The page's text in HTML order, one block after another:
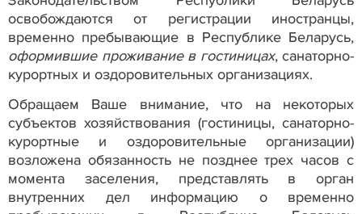
освобождаются от регистрации иностранцы,
временно пребывающие в Республике Беларусь,
оформившие проживание в гостиницах, санаторно-
курортных и оздоровительных организациях.
Обращаем Ваше внимание, что на некоторых
субъектов хозяйствования (гостиницы, санаторно-
курортные и оздоровительные организации)
возложена обязанность не позднее трех часов с
момента заселения, представлять в орган
внутренних дел информацию о временно